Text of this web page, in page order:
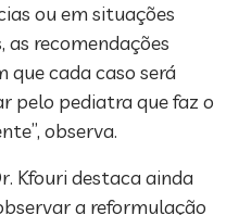
ou em situações
as recomendações
que cada caso será
pelo pediatra que faz o
observa.
Kfouri destaca ainda
a reformulação